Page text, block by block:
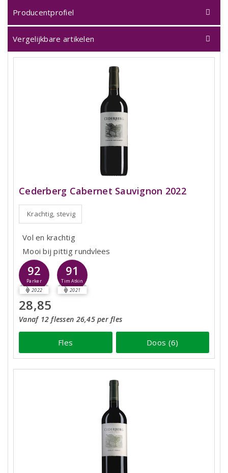
Producentprofiel
Vergelijkbare artikelen
Cederberg Cabernet Sauvignon 2022
Krachtig, stevig
Vol en krachtig
Mooi bij pittig rundvlees
92
Parker
2022
91
Tim Atkin
2021
28,85
Vanaf 12 flessen 26,45 per fles
Fles Doos (6)